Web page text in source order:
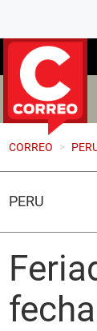
CORREO >
PERÚ